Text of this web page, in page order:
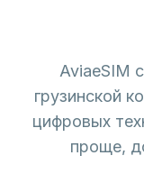
AviaeSIM
грузинской
цифровых
проще,